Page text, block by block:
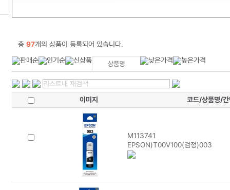
총 97개의 상품이 등록되어 있습니다.
이미지 코드/상품명/간
M113741
EPSON)T00V100(검정)003